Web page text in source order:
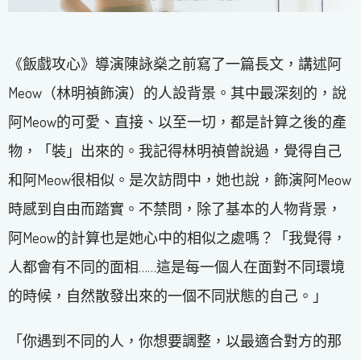
《飯戲攻心》導演陳詠燊之前寫了一篇長文，講述阿
Meow（林明禎飾演）的人設背景。其中最深刻的，說
阿Meow的可愛、直接、以至一切，都是計算之後的產
物，「裝」出來的。我記得林明禎曾說過，覺得自己
和阿Meow很相似。是次訪問中，她也說，飾演阿Meow
時感到自由而踏實。不禁問，除了基本的人物背景，
阿Meow的計算也是她心中的相似之處嗎？「我覺得，
人都會有不同的面相……這是每一個人在面對不同環境
的時候，自然散發出來的一個不同狀態的自己。」
「你遇到不同的人，你想要調整，以最適合對方的那